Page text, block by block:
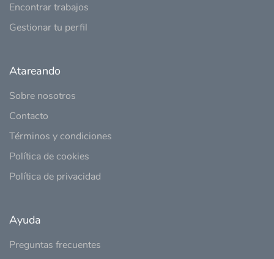
Encontrar trabajos
Gestionar tu perfil
Atareando
Sobre nosotros
Contacto
Términos y condiciones
Política de cookies
Política de privacidad
Ayuda
Preguntas frecuentes